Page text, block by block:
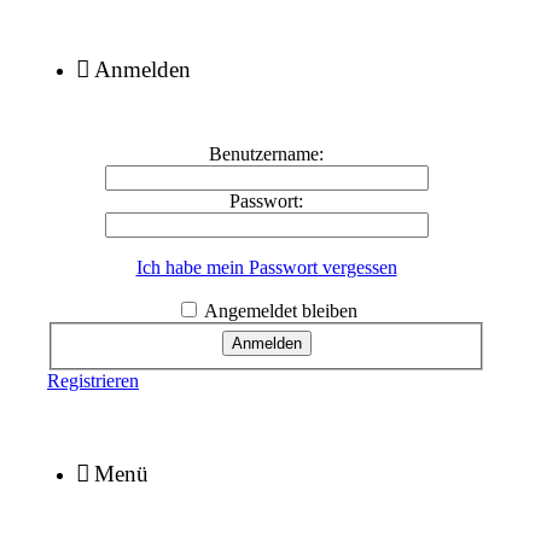
Anmelden
Benutzername:
Passwort:
Ich habe mein Passwort vergessen
Angemeldet bleiben
Registrieren
Menü